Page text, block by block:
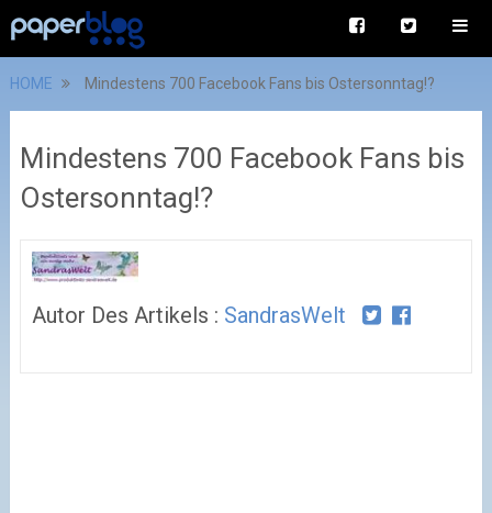
HOME Mindestens 700 Facebook Fans bis Ostersonntag!?
Mindestens 700 Facebook Fans bis
Ostersonntag!?
Autor Des Artikels : SandrasWelt